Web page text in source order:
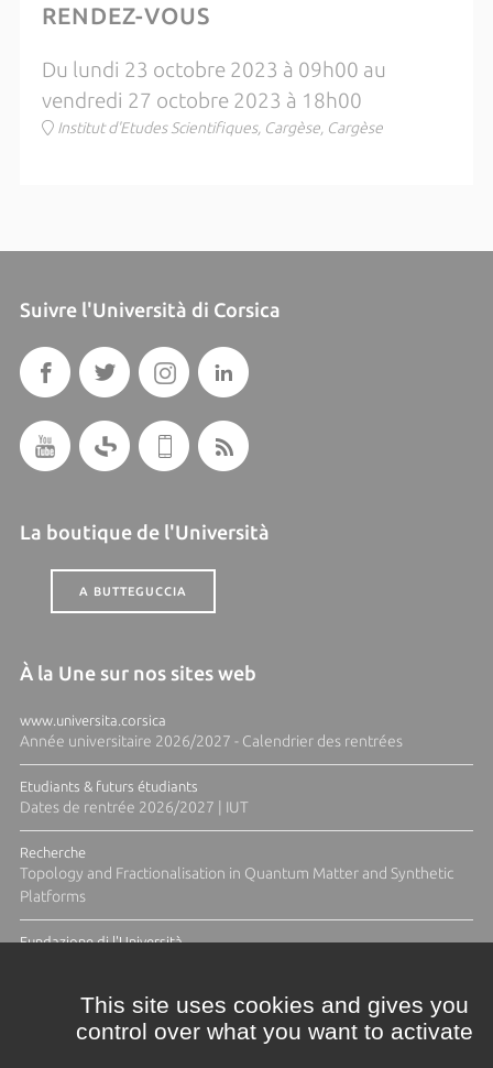
RENDEZ-VOUS
Du lundi 23 octobre 2023 à 09h00 au
vendredi 27 octobre 2023 à 18h00
Institut d'Etudes Scientifiques, Cargèse, Cargèse
Suivre l'Università di Corsica
La boutique de l'Università
A BUTTEGUCCIA
À la Une sur nos sites web
www.universita.corsica
Année universitaire 2026/2027 - Calendrier des rentrées
Etudiants & futurs étudiants
Dates de rentrée 2026/2027 | IUT
Recherche
Topology and Fractionalisation in Quantum Matter and Synthetic
Platforms
Fundazione di l'Università
This site uses cookies and gives you
control over what you want to activate